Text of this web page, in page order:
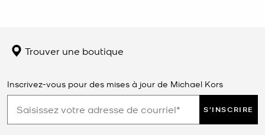
Trouver une boutique
Inscrivez-vous pour des mises à jour de Michael Kors
S'INSCRIRE